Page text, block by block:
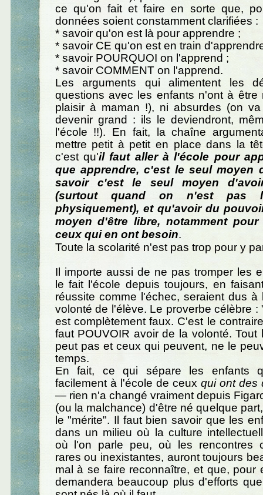
ce qu'on fait et faire en sorte que,
données soient constamment clarifiées :
* savoir qu'on est là pour apprendre ;
* savoir CE qu'on est en train
* savoir POURQUOI on l'apprend ;
* savoir COMMENT on l'apprend.
Les arguments qui alimentent les
questions avec les enfants n'ont à être
plaisir à maman !), ni absurdes (on
devenir grand : ils le deviendront,
l'école !!). En fait, la chaîne
mettre petit à petit en place dans la
c'est qu'il faut aller à l'école pour
que apprendre, c'est le seul moyen
savoir c'est le seul moyen
(surtout quand on n'est pas
physiquement), et qu'avoir du
moyen d'être libre, notamment
ceux qui en ont besoin.
Toute la scolarité n'est pas trop pour y
Il importe aussi de ne pas tromper les
le fait l'école depuis toujours, en
réussite comme l'échec, seraient dus à
volonté de l'élève. Le proverbe célèbre :
est complètement faux. C'est le
faut POUVOIR avoir de la volonté. Tout
peut pas et ceux qui peuvent, ne le
temps.
En fait, ce qui sépare les enfants
facilement à l'école de ceuxqui ont des
— rien n'a changé vraiment depuis
(ou la malchance) d'être né quelque
le "mérite". Il faut bien savoir que les
dans un milieu où la culture
où l'on parle peu, où les rencontres
rares ou inexistantes, auront toujours
mal à se faire reconnaître, et que, pour
demandera beaucoup plus d'efforts